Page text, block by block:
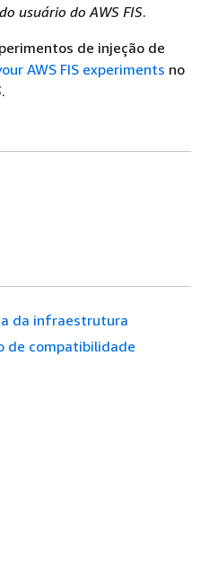
usuário do AWS FIS.
de injeção de
AWS FIS experiments no
.
da infraestrutura
de compatibilidade